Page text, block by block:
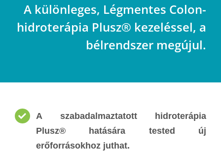
A különleges, Légmentes Colon-
hidroterápia Plusz® kezeléssel, a
bélrendszer megújul.
A szabadalmaztatott hidroterápia
Plusz® hatására tested új
erőforrásokhoz juthat.